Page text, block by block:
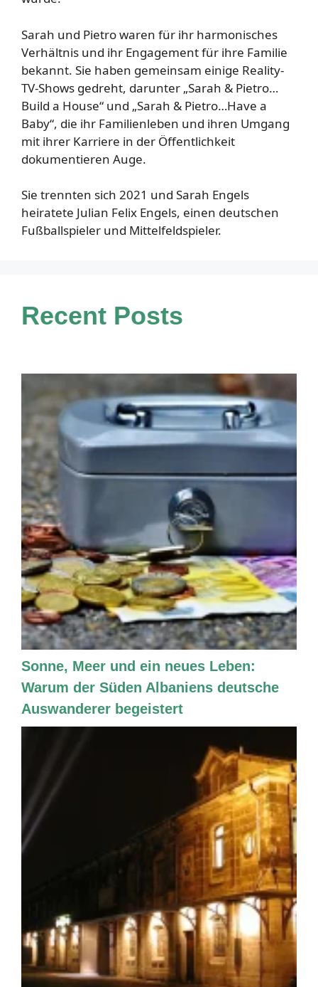
Sarah und Pietro waren für ihr harmonisches
Verhältnis und ihr Engagement für ihre Familie
bekannt. Sie haben gemeinsam einige Reality-
TV-Shows gedreht, darunter „Sarah & Pietro…
Build a House“ und „Sarah & Pietro…Have a
Baby“, die ihr Familienleben und ihren Umgang
mit ihrer Karriere in der Öffentlichkeit
dokumentieren Auge.
Sie trennten sich 2021 und Sarah Engels
heiratete Julian Felix Engels, einen deutschen
Fußballspieler und Mittelfeldspieler.
Recent Posts
Sonne, Meer und ein neues Leben:
Warum der Süden Albaniens deutsche
Auswanderer begeistert